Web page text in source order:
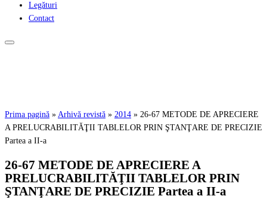
Legături
Contact
Prima pagină » Arhivă revistă » 2014 » 26-67 METODE DE APRECIERE
A PRELUCRABILITĂŢII TABLELOR PRIN ŞTANŢARE DE PRECIZIE
Partea a II-a
26-67 METODE DE APRECIERE A
PRELUCRABILITĂŢII TABLELOR PRIN
ŞTANŢARE DE PRECIZIE Partea a II-a